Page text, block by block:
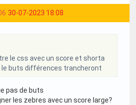
30-07-2023 18:08
le css avec un score et shorta
buts différences trancheront
pas de buts
les zebres avec un score large?